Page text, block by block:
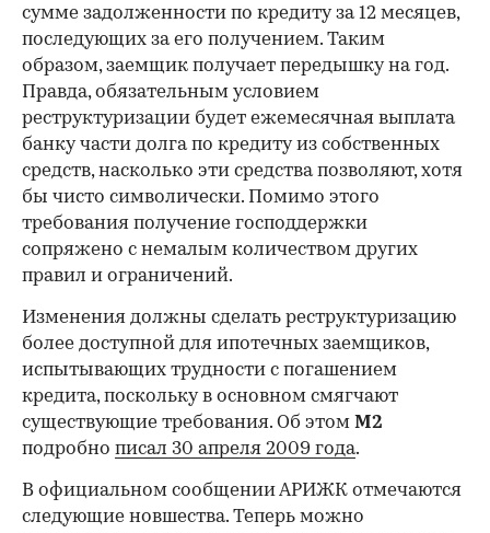
сумме задолженности по кредиту за 12 месяцев,
последующих за его получением. Таким
образом, заемщик получает передышку на год.
Правда, обязательным условием
реструктуризации будет ежемесячная выплата
банку части долга по кредиту из собственных
средств, насколько эти средства позволяют, хотя
бы чисто символически. Помимо этого
требования получение господдержки
сопряжено с немалым количеством других
правил и ограничений.
Изменения должны сделать реструктуризацию
более доступной для ипотечных заемщиков,
испытывающих трудности с погашением
кредита, поскольку в основном смягчают
существующие требования. Об этом М2
подробно писал 30 апреля 2009 года.
В официальном сообщении АРИЖК отмечаются
следующие новшества. Теперь можно